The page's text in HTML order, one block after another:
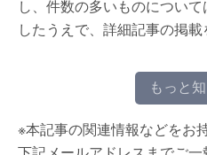
し、件数の多いものについ
したうえで、詳細記事の掲載
もっと
※本記事の関連情報などをお